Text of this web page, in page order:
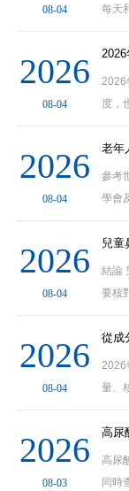
08-04
每天
2026
08-04
2026
度，
2026
08-04
參考
學會
2026
08-04
結論
要核
2026
08-04
2026
量、
2026
08-03
高尿
同時